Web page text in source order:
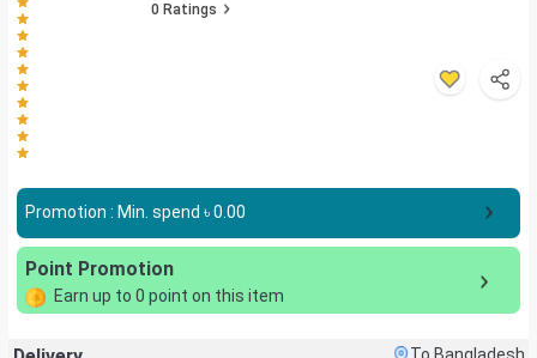
0 Ratings
Promotion : Min. spend ৳0.00
Point Promotion
Earn up to 0 point on this item